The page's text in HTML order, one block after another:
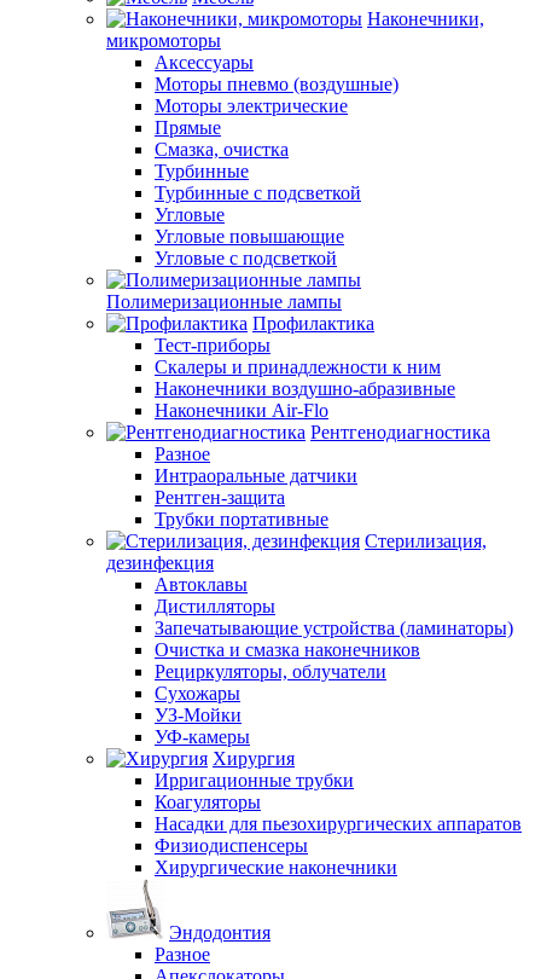
Наконечники,
микромоторы
Аксессуары
Моторы пневмо (воздушные)
Моторы электрические
Прямые
Смазка, очистка
Турбинные
Турбинные с подсветкой
Угловые
Угловые повышающие
Угловые с подсветкой
Полимеризационные лампы
Профилактика
Тест-приборы
Скалеры и принадлежности к ним
Наконечники воздушно-абразивные
Наконечники Air-Flo
Рентгенодиагностика
Разное
Интраоральные датчики
Рентген-защита
Трубки портативные
Стерилизация,
дезинфекция
Автоклавы
Дистилляторы
Запечатывающие устройства (ламинаторы)
Очистка и смазка наконечников
Рециркуляторы, облучатели
Сухожары
УЗ-Мойки
УФ-камеры
Хирургия
Ирригационные трубки
Коагуляторы
Насадки для пьезохирургических аппаратов
Физиодиспенсеры
Хирургические наконечники
Эндодонтия
Разное